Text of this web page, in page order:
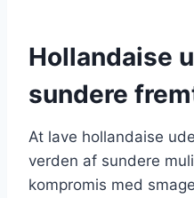
Hollandaise
sundere
At lave hollandaise
verden af sundere
kompromis med